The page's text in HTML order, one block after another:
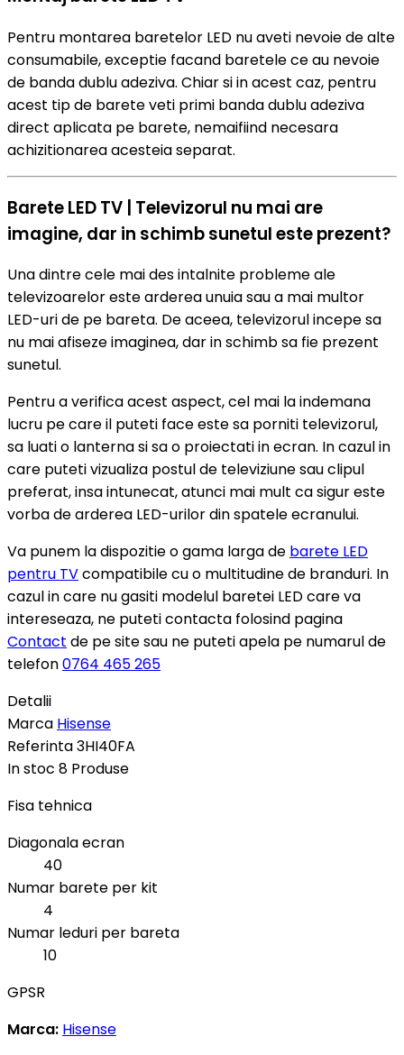
Pentru montarea baretelor LED nu aveti nevoie de alte
consumabile, exceptie facand baretele ce au nevoie
de banda dublu adeziva. Chiar si in acest caz, pentru
acest tip de barete veti primi banda dublu adeziva
direct aplicata pe barete, nemaifiind necesara
achizitionarea acesteia separat.
Barete LED TV | Televizorul nu mai are
imagine, dar in schimb sunetul este prezent?
Una dintre cele mai des intalnite probleme ale
televizoarelor este arderea unuia sau a mai multor
LED-uri de pe bareta. De aceea, televizorul incepe sa
nu mai afiseze imaginea, dar in schimb sa fie prezent
sunetul.
Pentru a verifica acest aspect, cel mai la indemana
lucru pe care il puteti face este sa porniti televizorul,
sa luati o lanterna si sa o proiectati in ecran. In cazul in
care puteti vizualiza postul de televiziune sau clipul
preferat, insa intunecat, atunci mai mult ca sigur este
vorba de arderea LED-urilor din spatele ecranului.
Va punem la dispozitie o gama larga de barete LED
pentru TVcompatibile cu o multitudine de branduri. In
cazul in care nu gasiti modelul baretei LED care va
intereseaza, ne puteti contacta folosind pagina
Contact de pe site sau ne puteti apela pe numarul de
telefon0764 465 265
Detalii
Marca Hisense
Referinta3HI40FA
In stoc 8 Produse
Fisa tehnica
Diagonala ecran
40
Numar barete per kit
4
Numar leduri per bareta
10
GPSR
Marca: Hisense